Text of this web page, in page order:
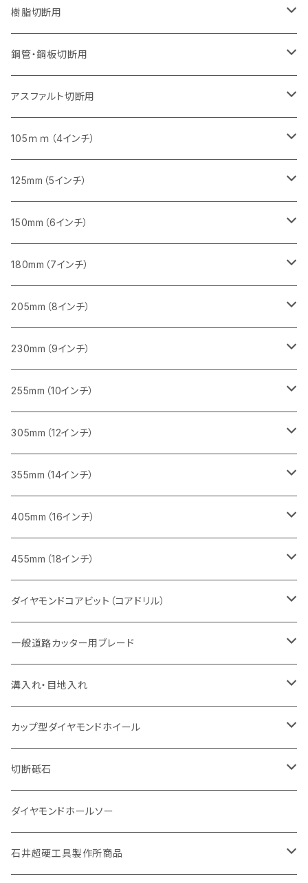
セグメント（特殊凸凹加工チップ）
セグメントタイプ（一般道路カッター用
セグメントタイプ
セグメントタイプ（一般道路カッター用
405mm（16インチ）
セグメントタイプ
セグメントタイプ（一般道路カッター用
455mm（18インチ）
セグメント（一般道路カッター用
埋設鋳鉄管工事対応タイプ
セグメントタイプ
埋設鋳鉄管工事対応タイプ
405mm（16インチ）
セグメントタイプ
埋設鋳鉄管工事対応タイプ
ウェーブタイプ
セグメントタイプ
セグメントタイプ（一般道路カッター用
305mm（12インチ）
セグメント
セグメント（特殊凸凹加工チップ）
355mm（14インチ）
セグメント
セグメント（特殊凸凹加工チップ）
405mm（16インチ）
セグメント
セグメント（一般道路カッター用
473mm（18インチ）
セグメント（一般道路カッター用
セグメントタイプ
230mm（9インチ）
セグメントタイプ
255mm（10インチ）
セグメントタイプ
305mm（12インチ）
セグメント
セグメント（特殊凸凹加工チップ）
355mm（14インチ）
セグメント
セグメント（特殊凸凹加工チップ）
405mm（16インチ）
セグメントタイプ
305mm（12インチ）
砥石（補強綱入り）
355mm（14インチ）
砥石（補強綱入り）
樹脂切断用
305mm（12インチ）
砥石（補強綱入り）
355mm（14インチ）
砥石（補強綱入り）
鋼管・鋼板切断用
305mm（12インチ）
砥石（補強綱入り）
355mm（14インチ）
砥石（補強綱入り）
アスファルト切断用
255ｍｍ（10インチ）
一般道路カッター用
305ｍｍ（12インチ）
一般道路カッター用
355ｍｍ（14インチ）
一般道路カッター用
405mm（16インチ）
一般道路カッター用
455ｍｍ（18インチ）
一般道路カッター用
105ｍｍ（4インチ）
タイル切断用
みかげ石（御影石）切断用
コンクリート切断用
ブロック切断用
レンガ切断用
インターロッキング切断用
鋳鉄管切断用
ヒューム管・U字溝切断用
125mm（5インチ）
タイル切断用
みかげ石（御影石）切断用
コンクリート切断用
ブロック切断用
レンガ切断用
インターロッキング切断用
鋳鉄管切断用
ヒューム管・U字溝切断用
FRP切断用
塩ビ管・キッチンパネル切断用
大理石
150mm（6インチ）
みかげ石（御影石）切断用
コンクリート切断用
ブロック切断用
レンガ切断用
インターロッキング切断用
鋳鉄管切断用
ヒューム管・U字溝切断用
180mm（7インチ）
みかげ石（御影石）切断用
コンクリート切断用
ブロック切断用
レンガ切断用
インターロッキング切断用
鋳鉄管切断用
ヒューム管・U字溝切断用
205mm（8インチ）
みかげ石（御影石）切断用
コンクリート切断用
ブロック切断用
レンガ切断用
インターロッキング切断用
鋳鉄管切断用
ヒューム管・U字溝切断用
230mm（9インチ）
みかげ石（御影石）切断用
コンクリート切断用
ブロック切断用
レンガ切断用
インターロッキング切断用
鋳鉄管切断用
ヒューム管・U字溝切断用
255mm（10インチ）
コンクリート切断用
一般道路カッター用
ブロック切断用
レンガ切断用
インターロッキング切断用
一般道路カッター用
ヒューム管・U字溝切断用
アスファルト切断用
一般道路カッター用
305mm（12インチ）
みかげ石（御影石）切断用
セグメント
セグメント（特殊凹凸加工チップ
鉄筋コンクリート切断用
セグメントタイプ
コンクリート切断用
セグメント
セグメント（特殊凸凹加工チップ
ブロック切断用
セグメント
セグメント（特殊凸凹加工チップ
レンガ切断用
セグメント
セグメント（特殊凸凹加工チップ
インターロッキング切断用
セグメントタイプ
一般道路カッター用
鋳鉄管切断用
セグメントタイプ
埋設鋳鉄管工事対応タイプ
ヒューム管・U字溝切断用
セグメント
セグメント（特殊凸凹加工チップ
アスファルト切断用
一般道路カッター用
355mm（14インチ）
みかげ石（御影石）切断用
セグメント
セグメント（特殊凸凹加工チップ
鉄筋コンクリート切断用
セグメントタイプ
コンクリート切断用
セグメント
セグメント（特殊凸凹加工チップ
ブロック切断用
セグメント
セグメント（特殊凸凹加工チップ
レンガ切断用
セグメント
セグメント（特殊凸凹加工チップ
インターロッキング切断用
セグメントタイプ
一般道路カッター用
鋳鉄管切断用
セグメントタイプ
埋設鋳鉄管工事対応タイプ
ヒューム管・U字溝切断用
セグメントタイプ
アスファルト切断用
405mm（16インチ）
みかげ石（御影石）切断用
セグメントタイプ
コンクリート切断用
セグメントタイプ
一般道路カッター用
鉄筋コンクリート切断用
セグメントタイプ
インターロッキング切断用
セグメントタイプ
一般道路カッター用
鋳鉄管切断用
セグメントタイプ
埋設鋳鉄管工事対応タイプ
ヒューム管・U字溝切断用
セグメントタイプ
アスファルト切断用
一般道路カッター用
455mm（18インチ）
道路コンクリート切断用
道路アスファルト切断用
ダイヤモンドコアビット（コアドリル）
Aロット
有効長 250mm
有効長 370mm
Ｃロット
有効長 250mm
M27
有効長 250mm
一般道路カッター用ブレード
道路（アスファルト用）
255mm（10インチ）
305mm（12インチ）
道路（コンクリート舗装面）
255mm（10インチ）
305mm（12インチ）
道路（アス・コン兼用）
305mm（12インチ）
355mm（14インチ）
溝入れ・目地入れ
V型チップ
ストレート型チップ
U型チップ
カップ型ダイヤモンドホイール
100mm（4インチ）
125mm（5インチ）
切断砥石
金属用
305mm（12インチ）
非金属用
ダイヤモンドホールソー
石井超硬工具製作所商品